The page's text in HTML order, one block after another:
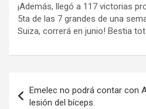
¡Además, llegó a 117 victorias
5ta de las 7 grandes de una
Suiza, correrá en junio! Bestia
de
Emelec no podrá contar con
lesión del bíceps.